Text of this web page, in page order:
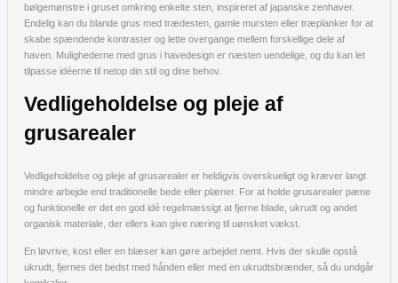
bølgemønstre i gruset omkring enkelte sten, inspireret af japanske zenhaver.
Endelig kan du blande grus med trædesten, gamle mursten eller træplanker for at
skabe spændende kontraster og lette overgange mellem forskellige dele af
haven. Mulighederne med grus i havedesign er næsten uendelige, og du kan let
tilpasse idéerne til netop din stil og dine behov.
Vedligeholdelse og pleje af
grusarealer
Vedligeholdelse og pleje af grusarealer er heldigvis overskueligt og kræver langt
mindre arbejde end traditionelle bede eller plæner. For at holde grusarealer pæne
og funktionelle er det en god idé regelmæssigt at fjerne blade, ukrudt og andet
organisk materiale, der ellers kan give næring til uønsket vækst.
En løvrive, kost eller en blæser kan gøre arbejdet nemt. Hvis der skulle opstå
ukrudt, fjernes det bedst med hånden eller med en ukrudtsbrænder, så du undgår